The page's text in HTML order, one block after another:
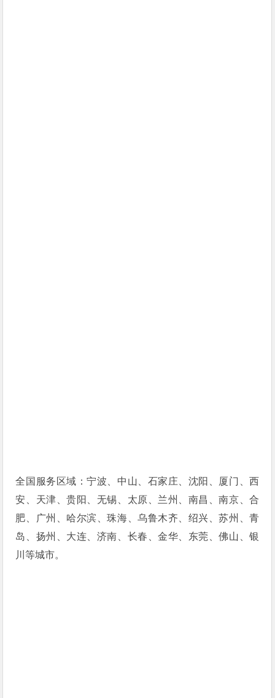
全国服务区域：宁波、中山、石家庄、沈阳、厦门、西
安、天津、贵阳、无锡、太原、兰州、南昌、南京、合
肥、广州、哈尔滨、珠海、乌鲁木齐、绍兴、苏州、青
岛、扬州、大连、济南、长春、金华、东莞、佛山、银
川等城市。